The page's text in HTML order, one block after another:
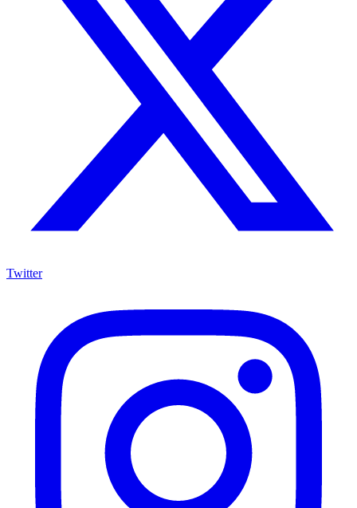
Twitter